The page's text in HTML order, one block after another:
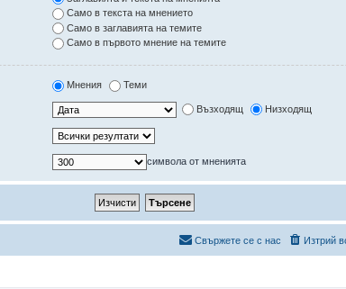
Само в текста на мнението
Само в заглавията на темите
Само в първото мнение на темите
Мнения Теми
Възходящ Низходящ
символа от мненията
Изтрий
Свържете се с нас